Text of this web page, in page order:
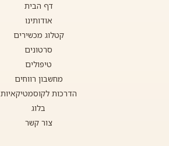
דף הבית
אודותינו
קטלוג מכשירים
סרטונים
טיפולים
מחשבון רווחים
הדרכות לקוסמטיקאיות
בלוג
צור קשר